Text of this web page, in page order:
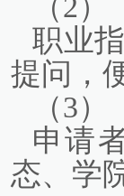
（2）
职业
提问，
（3）
申请
态、学